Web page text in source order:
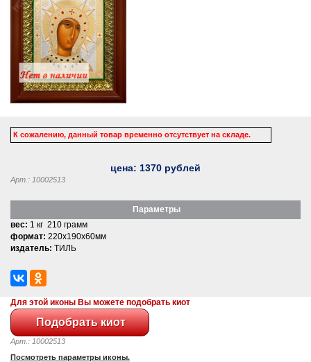
К сожалению, данный товар временно отсутствует на складе.
цена: 1370 рублей
Арт.: 10002513
Параметры
вес: 1 кг 210 грамм
формат: 220x190x60мм
издатель: ТИЛЬ
Для этой иконы Вы можете подобрать киот
Арт.: 10002513
Посмотреть параметры иконы.